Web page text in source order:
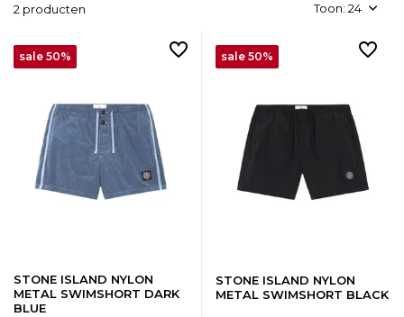
2 producten Toon:
sale 50%
STONE ISLAND NYLON
METAL SWIMSHORT DARK
BLUE
sale 50%
STONE ISLAND NYLON
METAL SWIMSHORT BLACK